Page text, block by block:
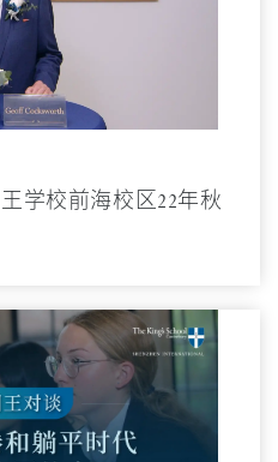
学校前海校区22年秋